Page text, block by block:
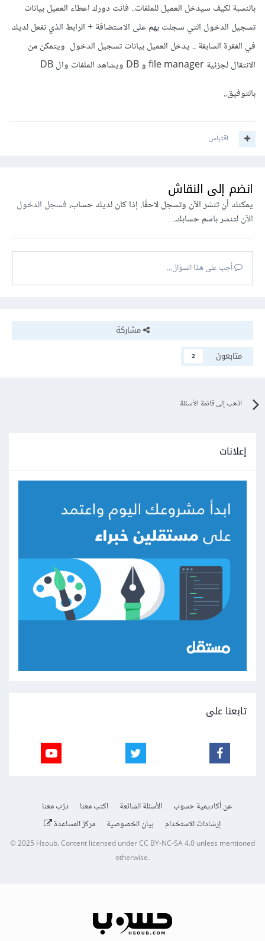
بالنسبة لكيف سيدخل العميل للملفات.. فانت دورك اعطاء العميل بيانات
تسجيل الدخول التي سجلت بهم على الاستضافة + الرابط الذي تفعل لديك
في الفقرة السابقة .. يدخل العميل بيانات تسجيل الدخول ويتمكن من
الانتقال لجزئية file manager و DB ويشاهد الملفات وال DB
بالتوفيق..
اقتباس
انضم إلى النقاش
يمكنك أن تنشر الآن وتسجل لاحقًا. إذا كان لديك حساب،فسجل الدخول
الآنلتنشر باسم حسابك.
أجب على هذا السؤال...
مشاركة
متابعون
2
اذهب إلى قائمة الأسئلة
إعلانات
تابعنا على
عن أكاديمية حسوب الأسئلة الشائعة اكتب معنا
درّب معنا
إرشادات الاستخدام
بيان الخصوصية مركز المساعدة
© 2025Hsoub.Content licensed underCC BY-NC-SA 4.0unless mentioned
otherwise.